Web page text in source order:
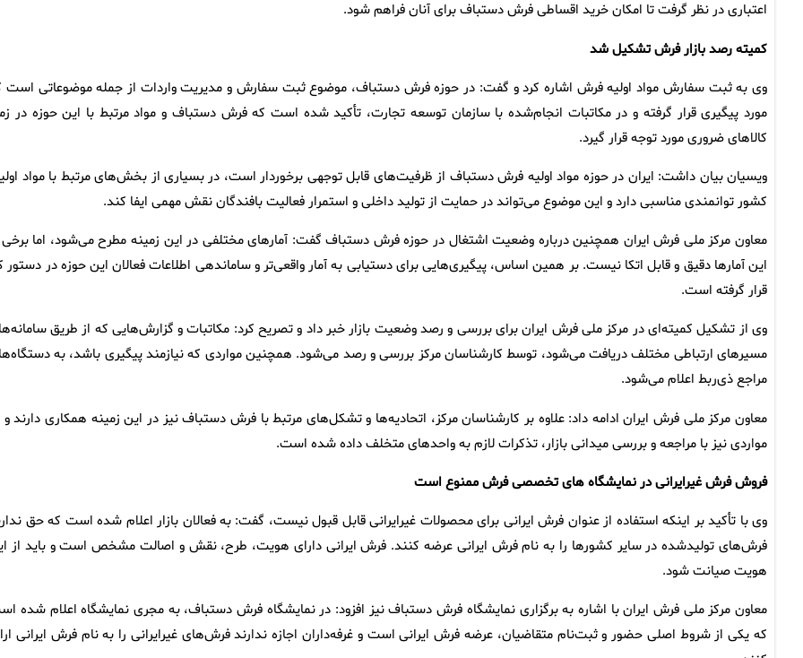
اعتباری در نظر گرفت تا امکان خرید اقساطی فرش دستباف برای آنان فراهم شود.
کمیته رصد بازار فرش تشکیل شد
وی به ثبت سفارش مواد اولیه فرش اشاره کرد و گفت: در حوزه فرش دستباف، موضوع ثبت سفارش و مدیریت واردات از جمله موضوعاتی است
مورد پیگیری قرار گرفته و در مکاتبات انجام‌شده با سازمان توسعه تجارت، تأکید شده است که فرش دستباف و مواد مرتبط با این حوزه در
کالاهای ضروری مورد توجه قرار گیرد.
ویسیان بیان داشت: ایران در حوزه مواد اولیه فرش دستباف از ظرفیت‌های قابل توجهی برخوردار است، در بسیاری از بخش‌های مرتبط با مواد
کشور توانمندی مناسبی دارد و این موضوع می‌تواند در حمایت از تولید داخلی و استمرار فعالیت بافندگان نقش مهمی ایفا کند.
معاون مرکز ملی فرش ایران همچنین درباره وضعیت اشتغال در حوزه فرش دستباف گفت: آمارهای مختلفی در این زمینه مطرح می‌شود، اما برخی
این آمارها دقیق و قابل اتکا نیست. بر همین اساس، پیگیری‌هایی برای دستیابی به آمار واقعی‌تر و ساماندهی اطلاعات فعالان این حوزه در دستور
قرار گرفته است.
وی از تشکیل کمیته‌ای در مرکز ملی فرش ایران برای بررسی و رصد وضعیت بازار خبر داد و تصریح کرد: مکاتبات و گزارش‌هایی که از طریق
مسیرهای ارتباطی مختلف دریافت می‌شود، توسط کارشناسان مرکز بررسی و رصد می‌شود. همچنین مواردی که نیازمند پیگیری باشد، به
مراجع ذی‌ربط اعلام می‌شود.
معاون مرکز ملی فرش ایران ادامه داد: علاوه بر کارشناسان مرکز، اتحادیه‌ها و تشکل‌های مرتبط با فرش دستباف نیز در این زمینه همکاری دارند و
مواردی نیز با مراجعه و بررسی میدانی بازار، تذکرات لازم به واحدهای متخلف داده شده است.
فروش فرش غیرایرانی در نمایشگاه های تخصصی فرش ممنوع است
وی با تأکید بر اینکه استفاده از عنوان فرش ایرانی برای محصولات غیرایرانی قابل قبول نیست، گفت: به فعالان بازار اعلام شده است که حق
فرش‌های تولیدشده در سایر کشورها را به نام فرش ایرانی عرضه کنند. فرش ایرانی دارای هویت، طرح، نقش و اصالت مشخص است و باید از
هویت صیانت شود.
معاون مرکز ملی فرش ایران با اشاره به برگزاری نمایشگاه فرش دستباف نیز افزود: در نمایشگاه فرش دستباف، به مجری نمایشگاه اعلام شده
که یکی از شروط اصلی حضور و ثبت‌نام متقاضیان، عرضه فرش ایرانی است و غرفه‌داران اجازه ندارند فرش‌های غیرایرانی را به نام فرش ایرانی